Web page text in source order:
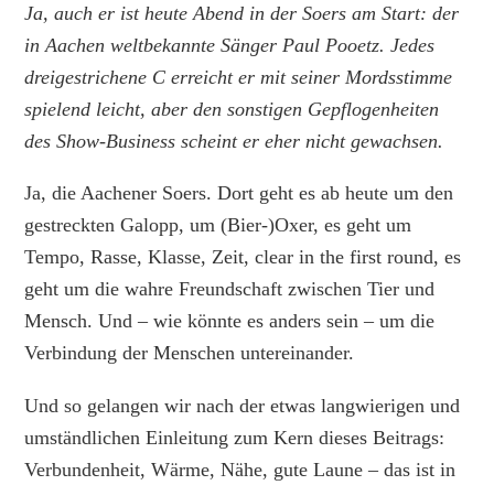
Ja, auch er ist heute Abend in der Soers am Start: der
in Aachen weltbekannte Sänger Paul Pooetz. Jedes
dreigestrichene C erreicht er mit seiner Mordsstimme
spielend leicht, aber den sonstigen Gepflogenheiten
des Show-Business scheint er eher nicht gewachsen.
Ja, die Aachener Soers. Dort geht es ab heute um den
gestreckten Galopp, um (Bier-)Oxer, es geht um
Tempo, Rasse, Klasse, Zeit, clear in the first round, es
geht um die wahre Freundschaft zwischen Tier und
Mensch. Und – wie könnte es anders sein – um die
Verbindung der Menschen untereinander.
Und so gelangen wir nach der etwas langwierigen und
umständlichen Einleitung zum Kern dieses Beitrags:
Verbundenheit, Wärme, Nähe, gute Laune – das ist in